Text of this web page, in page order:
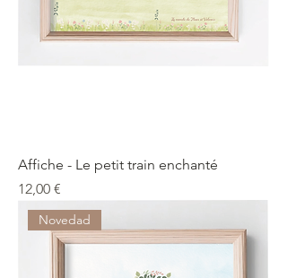
Affiche - Le petit train enchanté
Precio
12,00 €
Novedad